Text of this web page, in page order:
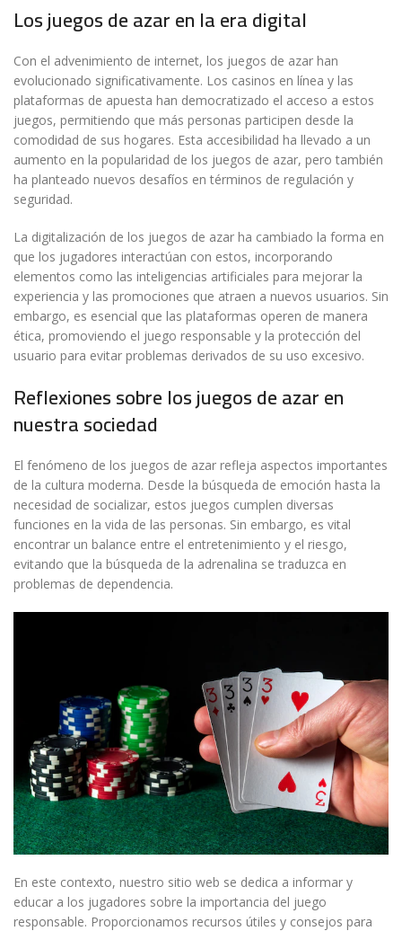
Los juegos de azar en la era digital
Con el advenimiento de internet, los juegos de azar han
evolucionado significativamente. Los casinos en línea y las
plataformas de apuesta han democratizado el acceso a estos
juegos, permitiendo que más personas participen desde la
comodidad de sus hogares. Esta accesibilidad ha llevado a un
aumento en la popularidad de los juegos de azar, pero también
ha planteado nuevos desafíos en términos de regulación y
seguridad.
La digitalización de los juegos de azar ha cambiado la forma en
que los jugadores interactúan con estos, incorporando
elementos como las inteligencias artificiales para mejorar la
experiencia y las promociones que atraen a nuevos usuarios. Sin
embargo, es esencial que las plataformas operen de manera
ética, promoviendo el juego responsable y la protección del
usuario para evitar problemas derivados de su uso excesivo.
Reflexiones sobre los juegos de azar en
nuestra sociedad
El fenómeno de los juegos de azar refleja aspectos importantes
de la cultura moderna. Desde la búsqueda de emoción hasta la
necesidad de socializar, estos juegos cumplen diversas
funciones en la vida de las personas. Sin embargo, es vital
encontrar un balance entre el entretenimiento y el riesgo,
evitando que la búsqueda de la adrenalina se traduzca en
problemas de dependencia.
En este contexto, nuestro sitio web se dedica a informar y
educar a los jugadores sobre la importancia del juego
responsable. Proporcionamos recursos útiles y consejos para